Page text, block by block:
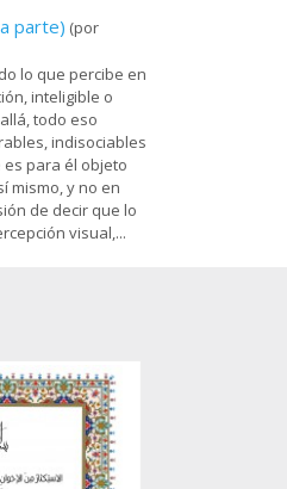
parte) (por
lo que percibe en
inteligible o
todo eso
indisociables
es para él objeto
mismo, y no en
de decir que lo
visual,...